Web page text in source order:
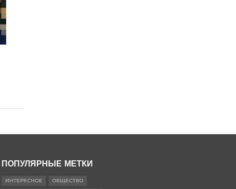
ПОПУЛЯРНЫЕ МЕТКИ
ИНТЕРЕСНОЕ
ОБЩЕСТВО